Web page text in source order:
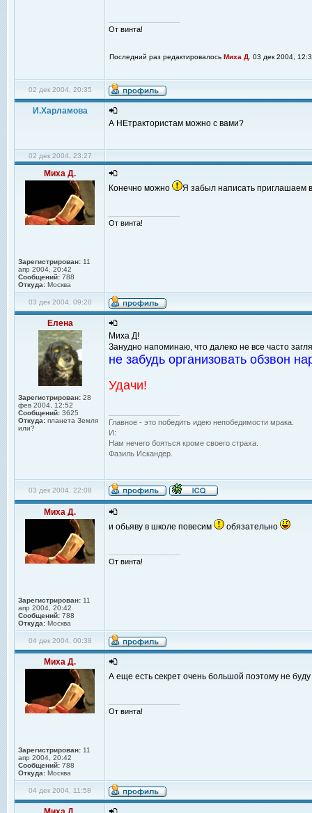
От винта!
Последний раз редактировалось Миха Д. 03 дек 2004,
02 дек 2004, 20:35
И.Харламова
А НЕтрактористам можно с вами?
02 дек 2004, 23:27
Миха Д.
Зарегистрирован: 11
апр 2004, 20:42
Сообщений: 788
Откуда: Москва
Конечно можно Я забыл написать приглашаем
От винта!
03 дек 2004, 09:20
Елена
Зарегистрирован: 28
фев 2004, 12:52
Сообщений: 3625
Откуда: планета Земля
или?
Миха Д!
Занудно напоминаю, что далеко не все часто
не забудь организовать обзвон
Удачи!
Главное - это победить идею непобедимости мрака.
И:
Нам нечего бояться кроме своего страха.
Фазиль Искандер.
03 дек 2004, 22:08
Миха Д.
Зарегистрирован: 11
апр 2004, 20:42
Сообщений: 788
Откуда: Москва
и обьяву в школе повесим обязательно
От винта!
04 дек 2004, 00:38
Миха Д.
Зарегистрирован: 11
апр 2004, 20:42
Сообщений: 788
Откуда: Москва
А еще есть секрет очень большой поэтому не
От винта!
04 дек 2004, 11:58